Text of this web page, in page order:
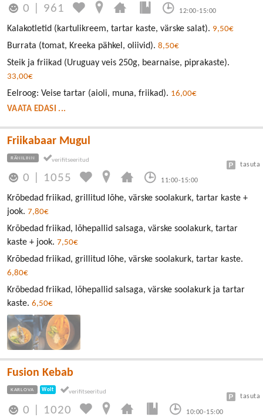
0 961 12:00-15:00
Kalakotletid (kartulikreem, tartar kaste, värske salat). 9,50€
Burrata (tomat, Kreeka pähkel, oliivid). 8,50€
Steik ja friikad (Uruguay veis 250g, bearnaise, piprakaste).
33,00€
Eelroog: Veise tartar (aioli, muna, friikad). 16,00€
VAATA EDASI ...
Friikabaar Mugul
RÄNILINN
0 1055 11:00-15:00
tasuta
Krõbedad friikad, grillitud lõhe, värske soolakurk, tartar kaste +
jook. 7,80€
Krõbedad friikad, lõhepallid salsaga, värske soolakurk, tartar
kaste + jook. 7,50€
Krõbedad friikad, grillitud lõhe, värske soolakurk, tartar kaste.
6,80€
Krõbedad friikad, lõhepallid salsaga, värske soolakurk ja tartar
kaste. 6,50€
Fusion Kebab
KARLOVA Wolt
0 1020 10:00-15:00
tasuta